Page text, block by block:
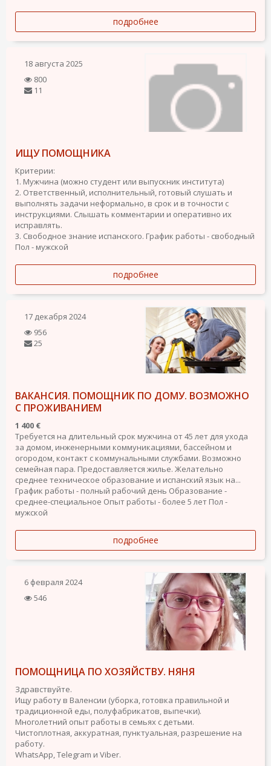
подробнее
18 августа 2025
800
11
ИЩУ ПОМОЩНИКА
Критерии:
1. Мужчина (можно студент или выпускник института)
2. Ответственный, исполнительный, готовый слушать и
выполнять задачи неформально, в срок и в точности с
инструкциями. Слышать комментарии и оперативно их
исправлять.
3. Свободное знание испанского. График работы - свободный
Пол - мужской
подробнее
17 декабря 2024
956
25
ВАКАНСИЯ. ПОМОЩНИК ПО ДОМУ. ВОЗМОЖНО
С ПРОЖИВАНИЕМ
1 400 €
Требуется на длительный срок мужчина от 45 лет для ухода
за домом, инженерными коммуникациями, бассейном и
огородом, контакт с коммунальными службами. Возможно
семейная пара. Предоставляется жилье. Желательно
среднее техническое образование и испанский язык на...
График работы - полный рабочий день Образование -
среднее-специальное Опыт работы - более 5 лет Пол -
мужской
подробнее
6 февраля 2024
546
ПОМОЩНИЦА ПО ХОЗЯЙСТВУ. НЯНЯ
Здравствуйте.
Ищу работу в Валенсии (уборка, готовка правильной и
традиционной еды, полуфабрикатов, выпечки).
Многолетний опыт работы в семьях с детьми.
Чистоплотная, аккуратная, пунктуальная, разрешение на
работу.
WhatsApp, Telegram и Viber.